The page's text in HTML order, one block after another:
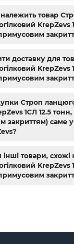
,гайки купить,
магазин,
харьков,болты
,купить винты,
гайкой, болт
,купить
належить товар
KrepZevs
доставку для
KrepZevs
Строп
1СЛ 12.5 тонн,
закриттям) саме
товари, схожі
KrepZevs